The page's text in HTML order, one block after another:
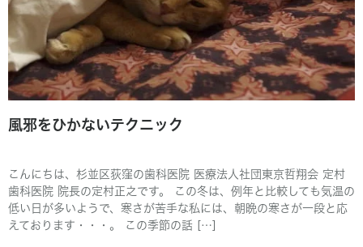
風邪をひかないテクニック
こんにちは、杉並区荻窪の歯科医院 医療法人社団東京哲翔会 定村
歯科医院 院長の定村正之です。 この冬は、例年と比較しても気温の
低い日が多いようで、寒さが苦手な私には、朝晩の寒さが一段と応
えております・・・。 この季節の話 […]